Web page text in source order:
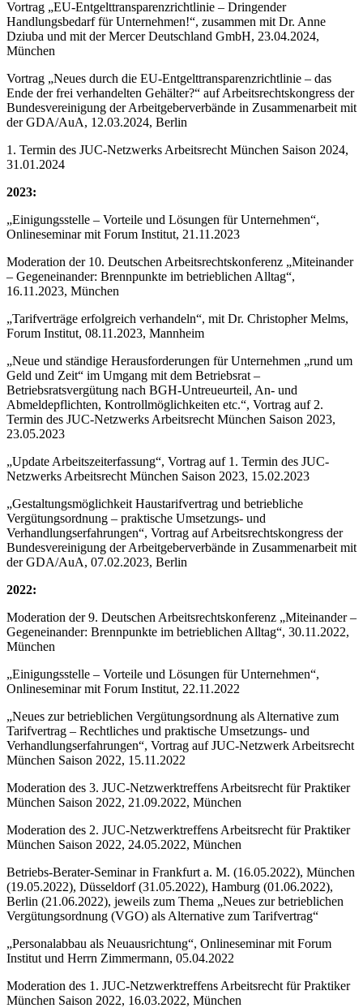
Vortrag „EU-Entgelttransparenzrichtlinie – Dringender
Handlungsbedarf für Unternehmen!“, zusammen mit Dr. Anne
Dziuba und mit der Mercer Deutschland GmbH, 23.04.2024,
München
Vortrag „Neues durch die EU-Entgelttransparenzrichtlinie – das
Ende der frei verhandelten Gehälter?“ auf Arbeitsrechtskongress der
Bundesvereinigung der Arbeitgeberverbände in Zusammenarbeit mit
der GDA/AuA, 12.03.2024, Berlin
1. Termin des JUC-Netzwerks Arbeitsrecht München Saison 2024,
31.01.2024
2023:
„Einigungsstelle – Vorteile und Lösungen für Unternehmen“,
Onlineseminar mit Forum Institut, 21.11.2023
Moderation der 10. Deutschen Arbeitsrechtskonferenz „Miteinander
– Gegeneinander: Brennpunkte im betrieblichen Alltag“,
16.11.2023, München
„Tarifverträge erfolgreich verhandeln“, mit Dr. Christopher Melms,
Forum Institut, 08.11.2023, Mannheim
„Neue und ständige Herausforderungen für Unternehmen „rund um
Geld und Zeit“ im Umgang mit dem Betriebsrat –
Betriebsratsvergütung nach BGH-Untreueurteil, An- und
Abmeldepflichten, Kontrollmöglichkeiten etc.“, Vortrag auf 2.
Termin des JUC-Netzwerks Arbeitsrecht München Saison 2023,
23.05.2023
„Update Arbeitszeiterfassung“, Vortrag auf 1. Termin des JUC-
Netzwerks Arbeitsrecht München Saison 2023, 15.02.2023
„Gestaltungsmöglichkeit Haustarifvertrag und betriebliche
Vergütungsordnung – praktische Umsetzungs- und
Verhandlungserfahrungen“, Vortrag auf Arbeitsrechtskongress der
Bundesvereinigung der Arbeitgeberverbände in Zusammenarbeit mit
der GDA/AuA, 07.02.2023, Berlin
2022:
Moderation der 9. Deutschen Arbeitsrechtskonferenz „Miteinander –
Gegeneinander: Brennpunkte im betrieblichen Alltag“, 30.11.2022,
München
„Einigungsstelle – Vorteile und Lösungen für Unternehmen“,
Onlineseminar mit Forum Institut, 22.11.2022
„Neues zur betrieblichen Vergütungsordnung als Alternative zum
Tarifvertrag – Rechtliches und praktische Umsetzungs- und
Verhandlungserfahrungen“, Vortrag auf JUC-Netzwerk Arbeitsrecht
München Saison 2022, 15.11.2022
Moderation des 3. JUC-Netzwerktreffens Arbeitsrecht für Praktiker
München Saison 2022, 21.09.2022, München
Moderation des 2. JUC-Netzwerktreffens Arbeitsrecht für Praktiker
München Saison 2022, 24.05.2022, München
Betriebs-Berater-Seminar in Frankfurt a. M. (16.05.2022), München
(19.05.2022), Düsseldorf (31.05.2022), Hamburg (01.06.2022),
Berlin (21.06.2022), jeweils zum Thema „Neues zur betrieblichen
Vergütungsordnung (VGO) als Alternative zum Tarifvertrag“
„Personalabbau als Neuausrichtung“, Onlineseminar mit Forum
Institut und Herrn Zimmermann, 05.04.2022
Moderation des 1. JUC-Netzwerktreffens Arbeitsrecht für Praktiker
München Saison 2022, 16.03.2022, München